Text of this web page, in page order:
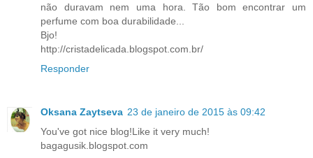
não duravam nem uma hora. Tão bom encontrar um
perfume com boa durabilidade...
Bjo!
http://cristadelicada.blogspot.com.br/
Responder
Oksana Zaytseva 23 de janeiro de 2015 às 09:42
You've got nice blog!Like it very much!
bagagusik.blogspot.com